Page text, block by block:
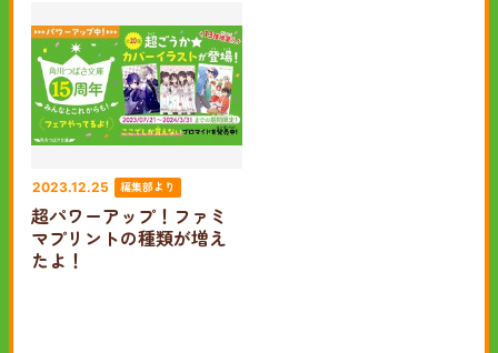
2023.12.25 編集部より
超パワーアップ！ファミ
マプリントの種類が増え
たよ！